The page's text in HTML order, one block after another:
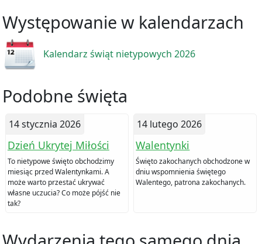
Występowanie w kalendarzach
Kalendarz świąt nietypowych 2026
Podobne święta
14 stycznia 2026
Dzień Ukrytej Miłości
To nietypowe święto obchodzimy
miesiąc przed Walentynkami. A
może warto przestać ukrywać
własne uczucia? Co może pójść nie
tak?
14 lutego 2026
Walentynki
Święto zakochanych obchodzone w
dniu wspomnienia świętego
Walentego, patrona zakochanych.